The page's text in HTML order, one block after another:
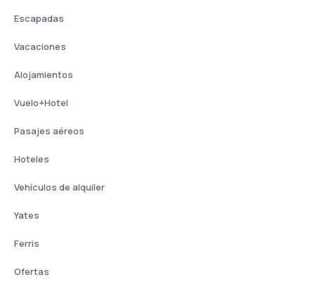
Escapadas
Vacaciones
Alojamientos
Vuelo+Hotel
Pasajes aéreos
Hoteles
Vehículos de alquiler
Yates
Ferris
Ofertas